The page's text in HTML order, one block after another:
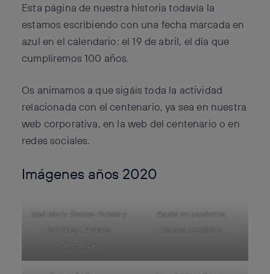
Esta página de nuestra historia todavía la
estamos escribiendo con una fecha marcada en
azul en el calendario: el 19 de abril, el día que
cumpliremos 100 años.
Os animamos a que sigáis toda la actividad
relacionada con el centenario, ya sea en nuestra
web corporativa, en la web del centenario o en
redes sociales.
Imágenes años 2020
José María Álvarez-Pallete y
Pau Gasol. Archivo
Telefónica.
Ayuda en pandemia.
Archivo Telefónica.